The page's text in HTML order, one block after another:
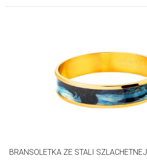
BRANSOLETKA ZE STALI SZLACHETNEJ